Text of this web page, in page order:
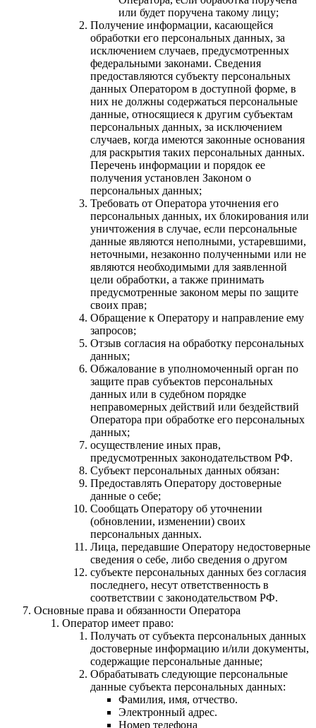
или будет поручена такому лицу;
Получение информации, касающейся
обработки его персональных данных, за
исключением случаев, предусмотренных
федеральными законами. Сведения
предоставляются субъекту персональных
данных Оператором в доступной форме, в
них не должны содержаться персональные
данные, относящиеся к другим субъектам
персональных данных, за исключением
случаев, когда имеются законные основания
для раскрытия таких персональных данных.
Перечень информации и порядок ее
получения установлен Законом о
персональных данных;
Требовать от Оператора уточнения его
персональных данных, их блокирования или
уничтожения в случае, если персональные
данные являются неполными, устаревшими,
неточными, незаконно полученными или не
являются необходимыми для заявленной
цели обработки, а также принимать
предусмотренные законом меры по защите
своих прав;
Обращение к Оператору и направление ему
запросов;
Отзыв согласия на обработку персональных
данных;
Обжалование в уполномоченный орган по
защите прав субъектов персональных
данных или в судебном порядке
неправомерных действий или бездействий
Оператора при обработке его персональных
данных;
осуществление иных прав,
предусмотренных законодательством РФ.
Субъект персональных данных обязан:
Предоставлять Оператору достоверные
данные о себе;
Сообщать Оператору об уточнении
(обновлении, изменении) своих
персональных данных.
Лица, передавшие Оператору недостоверные
сведения о себе, либо сведения о другом
субъекте персональных данных без согласия
последнего, несут ответственность в
соответствии с законодательством РФ.
Основные права и обязанности Оператора
Оператор имеет право:
Получать от субъекта персональных данных
достоверные информацию и/или документы,
содержащие персональные данные;
Обрабатывать следующие персональные
данные субъекта персональных данных:
Фамилия, имя, отчество.
Электронный адрес.
Номер телефона